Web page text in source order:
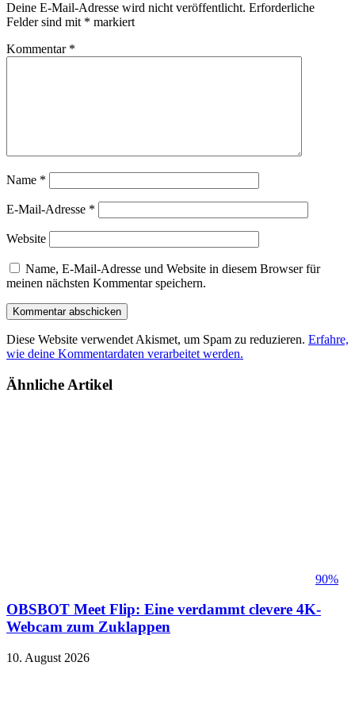
Deine E-Mail-Adresse wird nicht veröffentlicht. Erforderliche
Felder sind mit * markiert
Kommentar *
Name *
E-Mail-Adresse *
Website
Name, E-Mail-Adresse und Website in diesem Browser für
meinen nächsten Kommentar speichern.
Diese Website verwendet Akismet, um Spam zu reduzieren. Erfahre,
wie deine Kommentardaten verarbeitet werden.
Ähnliche Artikel
90%
OBSBOT Meet Flip: Eine verdammt clevere 4K-
Webcam zum Zuklappen
10. August 2026